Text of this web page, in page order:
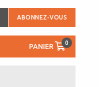
ABONNEZ-VOUS
PANIER 0